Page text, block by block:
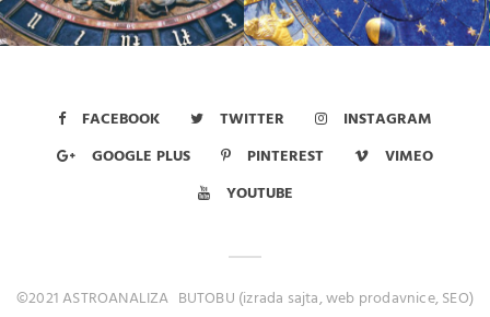
FACEBOOK TWITTER
INSTAGRAM
GOOGLE PLUS
PINTEREST
VIMEO
YOUTUBE
©2021 ASTROANALIZA BUTOBU (izrada sajta, web prodavnice, SEO)